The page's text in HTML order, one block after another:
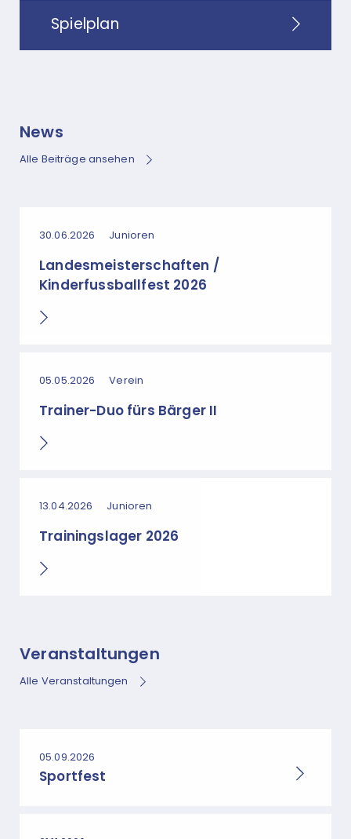
Spielplan
News
Alle Beiträge ansehen
30.06.2026 Junioren
Landesmeisterschaften /
Kinderfussballfest 2026
05.05.2026 Verein
Trainer-Duo fürs Bärger II
13.04.2026 Junioren
Trainingslager 2026
Veranstaltungen
Alle Veranstaltungen
05.09.2026
Sportfest